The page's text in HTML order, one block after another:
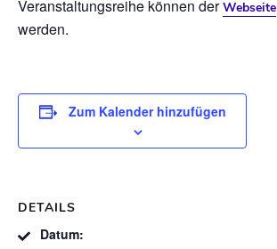
Veranstaltungsreihe können derWebseite
werden.
Zum Kalender hinzufügen
DETAILS
Datum: